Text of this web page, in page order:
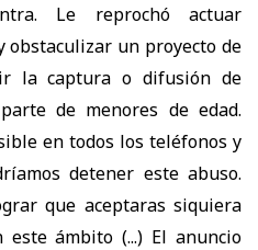
Le reprochó actuar
obstaculizar un proyecto de
la captura o difusión de
de menores de edad.
en todos los teléfonos y
detener este abuso.
que aceptaras siquiera
ámbito (...) El anuncio